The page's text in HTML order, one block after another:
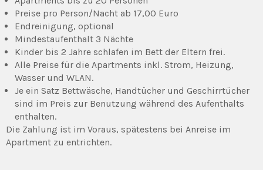
Preise pro Person/Nacht ab 17,00 Euro
Endreinigung, optional
Mindestaufenthalt 3 Nächte
Kinder bis 2 Jahre schlafen im Bett der Eltern frei.
Alle Preise für die Apartments inkl. Strom, Heizung,
Wasser und WLAN.
Je ein Satz Bettwäsche, Handtücher und Geschirrtücher
sind im Preis zur Benutzung während des Aufenthalts
enthalten.
Die Zahlung ist im Voraus, spätestens bei Anreise im
Apartment zu entrichten.